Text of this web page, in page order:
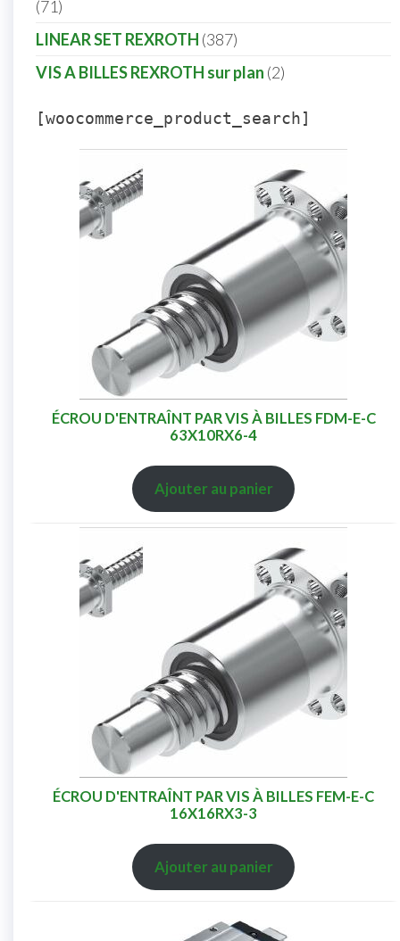
71
LINEAR SET REXROTH 387
VIS A BILLES REXROTH sur plan 2
[woocommerce_product_search]
ÉCROU D'ENTRAÎNT PAR VIS À BILLES FDM-E-C
63X10RX6-4
Ajouter au panier
ÉCROU D'ENTRAÎNT PAR VIS À BILLES FEM-E-C
16X16RX3-3
Ajouter au panier